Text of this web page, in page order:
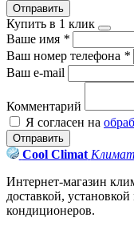
Отправить
Купить в 1 клик
Ваше имя *
Ваш номер телефона *
Ваш e-mail
Комментарий
Я согласен на
Отправить
Cool Climat
Интернет-магазин
доставкой,
кондиционеров.